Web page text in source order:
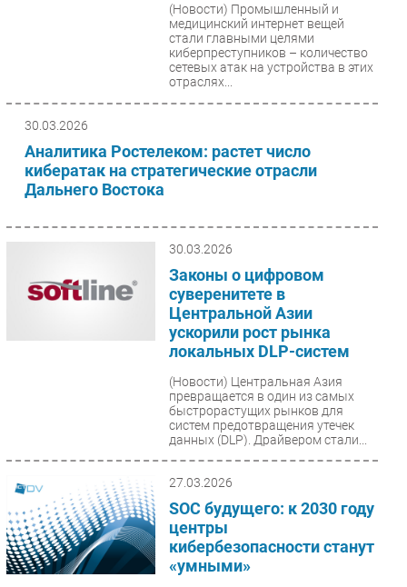
(Новости) Промышленный и
медицинский интернет вещей
стали главными целями
киберпреступников – количество
сетевых атак на устройства в этих
отраслях...
30.03.2026
Аналитика Ростелеком: растет число
кибератак на стратегические отрасли
Дальнего Востока
30.03.2026
Законы о цифровом
суверенитете в
Центральной Азии
ускорили рост рынка
локальных DLP-систем
(Новости) Центральная Азия
превращается в один из самых
быстрорастущих рынков для
систем предотвращения утечек
данных (DLP). Драйвером стали...
27.03.2026
SOC будущего: к 2030 году
центры
кибербезопасности станут
«умными»